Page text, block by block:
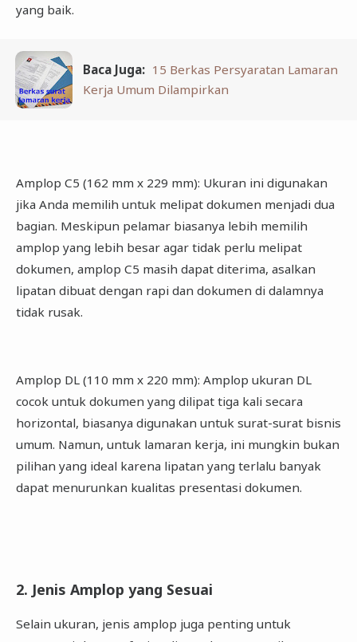
yang baik.
Baca Juga: 15 Berkas Persyaratan Lamaran
Kerja Umum Dilampirkan
Amplop C5 (162 mm x 229 mm): Ukuran ini digunakan
jika Anda memilih untuk melipat dokumen menjadi dua
bagian. Meskipun pelamar biasanya lebih memilih
amplop yang lebih besar agar tidak perlu melipat
dokumen, amplop C5 masih dapat diterima, asalkan
lipatan dibuat dengan rapi dan dokumen di dalamnya
tidak rusak.
Amplop DL (110 mm x 220 mm): Amplop ukuran DL
cocok untuk dokumen yang dilipat tiga kali secara
horizontal, biasanya digunakan untuk surat-surat bisnis
umum. Namun, untuk lamaran kerja, ini mungkin bukan
pilihan yang ideal karena lipatan yang terlalu banyak
dapat menurunkan kualitas presentasi dokumen.
2. Jenis Amplop yang Sesuai
Selain ukuran, jenis amplop juga penting untuk